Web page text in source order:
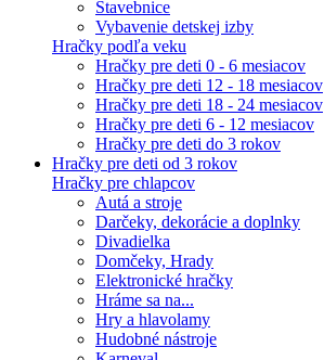
Stavebnice
Vybavenie detskej izby
Hračky podľa veku
Hračky pre deti 0 - 6 mesiacov
Hračky pre deti 12 - 18 mesiacov
Hračky pre deti 18 - 24 mesiacov
Hračky pre deti 6 - 12 mesiacov
Hračky pre deti do 3 rokov
Hračky pre deti od 3 rokov
Hračky pre chlapcov
Autá a stroje
Darčeky, dekorácie a doplnky
Divadielka
Domčeky, Hrady
Elektronické hračky
Hráme sa na...
Hry a hlavolamy
Hudobné nástroje